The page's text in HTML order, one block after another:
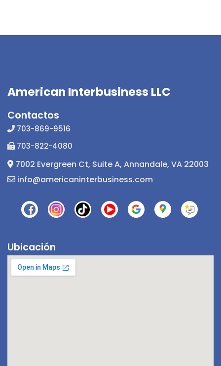
American Interbusiness LLC
Contactos
703-869-9516
703-822-4080
7002 Evergreen Ct, Suite A, Annandale, VA 22003
info@americaninterbusiness.com
Ubicación